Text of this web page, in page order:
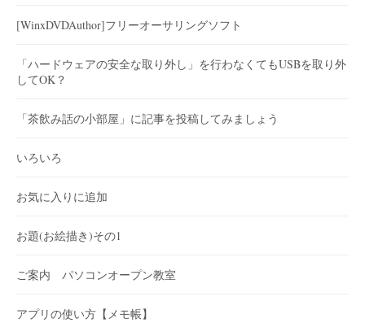
[WinxDVDAuthor]フリーオーサリングソフト
「ハードウェアの安全な取り外し」を行わなくてもUSBを取り外
してOK？
「茶飲み話の小部屋」に記事を投稿してみましょう
いろいろ
お気に入りに追加
お題(お絵描き)その1
ご案内 パソコンオープン教室
アプリの使い方【メモ帳】